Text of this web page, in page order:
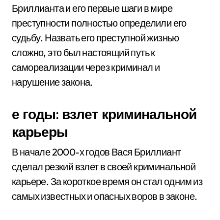
Бриллианта и его первые шаги в мире
преступности полностью определили его
судьбу. Назвать его преступной жизнью
сложно, это был настоящий путь к
самореализации через криминал и
нарушение закона.
е годы: взлет криминальной
карьеры
В начале 2000-х годов Вася Бриллиант
сделал резкий взлет в своей криминальной
карьере. За короткое время он стал одним из
самых известных и опасных воров в законе.